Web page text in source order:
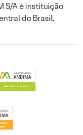
S/A é instituição
do Brasil.